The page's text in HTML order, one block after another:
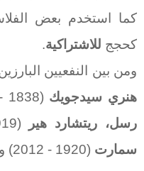
كما استخدم بعض
كحجج للاشتراكية.
ومن بين النفعيين
هنري سيدجويك (1838 - 1900)،
رسل، ريتشارد هير
(1919 - 2002) ،
سمارت (1920 - 2012) و